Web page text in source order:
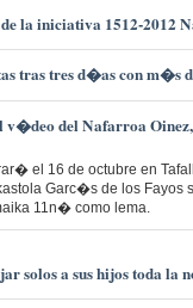
la iniciativa 1512-2012
tras tres d�as con m�s
del Nafarroa
el 16 de octubre en
Garc�s de los Fayos
11n� como lema.
solos a sus hijos toda la